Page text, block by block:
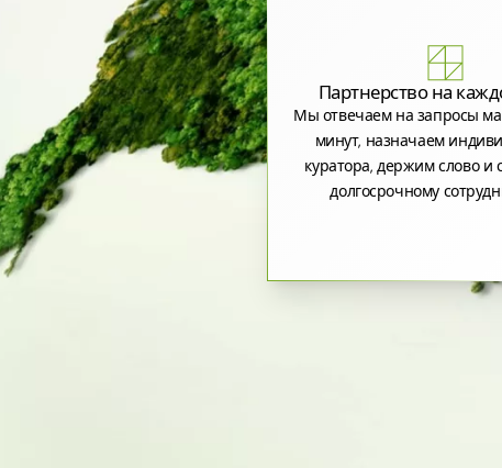
Партнерство на
Мы отвечаем на запросы
минут, назначаем
куратора, держим слово и
долгосрочному